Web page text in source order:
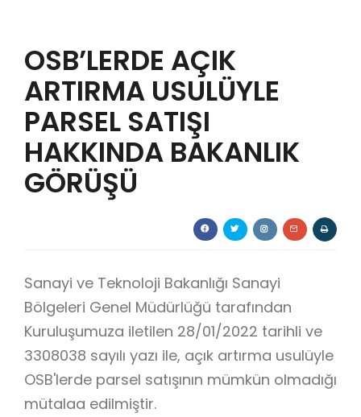
KILAVUZLAR
YAYINLARIMIZ
ENERJİ İZLEME
İLETİŞİM
OSB’LERDE AÇIK
ARTIRMA USULÜYLE
PARSEL SATIŞI
HAKKINDA BAKANLIK
GÖRÜŞÜ
Sanayi ve Teknoloji Bakanlığı Sanayi
Bölgeleri Genel Müdürlüğü tarafından
Kuruluşumuza iletilen 28/01/2022 tarihli ve
3308038 sayılı yazı ile, açık artırma usulüyle
OSB'lerde parsel satışının mümkün olmadığı
mütalaa edilmiştir.